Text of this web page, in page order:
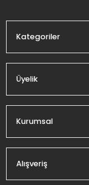
Kategoriler
Üyelik
Kurumsal
Alışveriş